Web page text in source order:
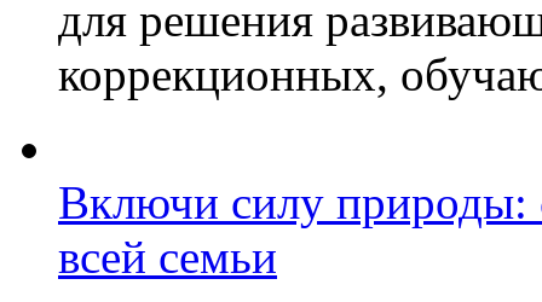
для решения
коррекционных,
Включи силу
всей семьи